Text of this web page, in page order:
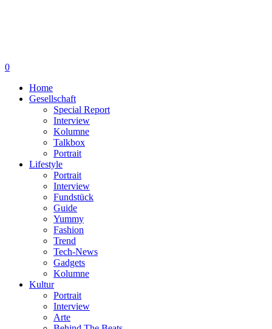
0
Home
Gesellschaft
Special Report
Interview
Kolumne
Talkbox
Portrait
Lifestyle
Portrait
Interview
Fundstück
Guide
Yummy
Fashion
Trend
Tech-News
Gadgets
Kolumne
Kultur
Portrait
Interview
Arte